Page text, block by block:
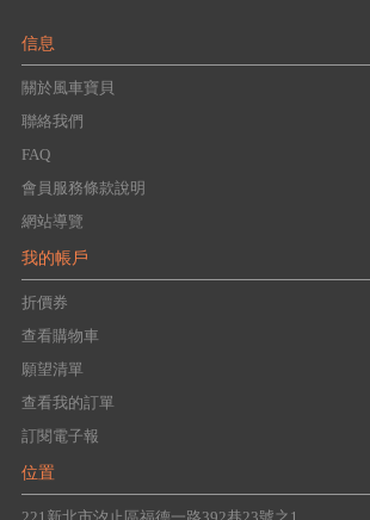
信息
關於風車寶貝
聯絡我們
FAQ
會員服務條款說明
網站導覽
我的帳戶
折價券
查看購物車
願望清單
查看我的訂單
訂閱電子報
位置